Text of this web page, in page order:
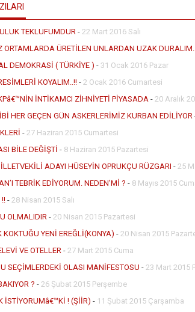
TEKLUFUMDUR - 22 Mart 2016 Salı
ORTAMLARDA ÜRETİLEN UNLARDAN UZAK DURALIM..
DEMOKRASİ ( TÜRKİYE ) - 31 Ocak 2016 Pazar
KOYALIM..!! - 2 Ocak 2016 Cumartesi
İNTİKAMCI ZİHNİYETİ PİYASADA - 20 Aralık
HER GEÇEN GÜN ASKERLERİMİZ KURBAN EDİLİYOR
- 27 Haziran 2015 Cumartesi
BİLE DEĞİŞTİ - 8 Haziran 2015 Pazartesi
ADAYI HÜSEYİN OPRUKÇU RÜZGARI - 25
TEBRİK EDİYORUM. NEDEN’Mİ ? - 8 Mayıs 2015
- 28 Nisan 2015 Salı
OLMALIDIR - 20 Nisan 2015 Pazartesi
YENİ EREĞLİ(KONYA) - 20 Nisan 2015
VE OTELLER - 27 Mart 2015 Cuma
SEÇİMLERDEKİ OLASI MANİFESTOSU - 23 Mart 2015
? - 26 Şubat 2015 Perşembe
İSTİYORUMâ€™Kİ ! (ŞİİR) - 11 Şubat 2015 Çarşamba